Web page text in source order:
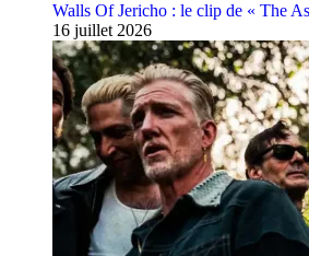
Walls Of Jericho : le clip de « The
16 juillet 2026